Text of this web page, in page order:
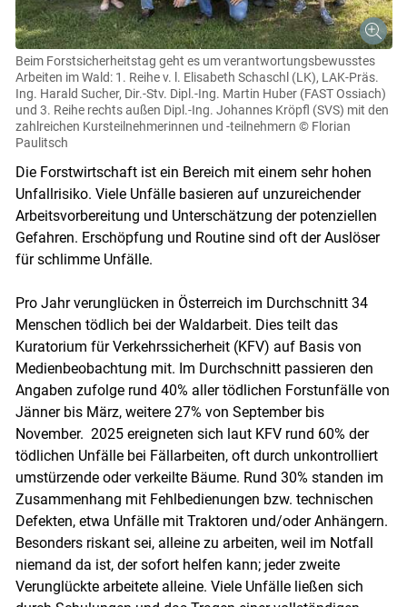
Skip to main content
Beim Forstsicherheitstag geht es um verantwortungsbewusstes
Arbeiten im Wald: 1. Reihe v. l. Elisabeth Schaschl (LK), LAK-Präs.
Ing. Harald Sucher, Dir.-Stv. Dipl.-Ing. Martin Huber (FAST Ossiach)
und 3. Reihe rechts außen Dipl.-Ing. Johannes Kröpfl (SVS) mit den
zahlreichen Kursteilnehmerinnen und -teilnehmern © Florian
Paulitsch
Die Forstwirtschaft ist ein Bereich mit einem sehr hohen
Unfallrisiko. Viele Unfälle basieren auf unzureichender
Arbeitsvorbereitung und Unterschätzung der potenziellen
Gefahren. Erschöpfung und Routine sind oft der Auslöser
für schlimme Unfälle.
Pro Jahr verunglücken in Österreich im Durchschnitt 34
Menschen tödlich bei der Waldarbeit. Dies teilt das
Kuratorium für Verkehrssicherheit (KFV) auf Basis von
Medienbeobachtung mit. Im Durchschnitt passieren den
Angaben zufolge rund 40% aller tödlichen Forstunfälle von
Jänner bis März, weitere 27% von September bis
November. 2025 ereigneten sich laut KFV rund 60% der
tödlichen Unfälle bei Fällarbeiten, oft durch unkontrolliert
umstürzende oder verkeilte Bäume. Rund 30% standen im
Zusammenhang mit Fehlbedienungen bzw. technischen
Defekten, etwa Unfälle mit Traktoren und/​oder Anhängern.
Besonders riskant sei, alleine zu arbeiten, weil im Notfall
niemand da ist, der sofort helfen kann; jeder zweite
Verunglückte arbeitete alleine. Viele Unfälle ließen sich